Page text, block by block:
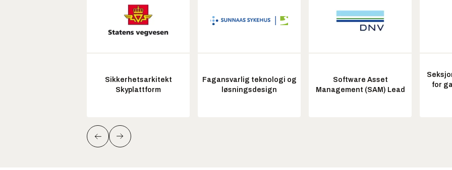
Sikkerhetsarkitekt
Skyplattform
Fagansvarlig teknologi og
løsningsdesign
Software Asset
Management (SAM) Lead
for